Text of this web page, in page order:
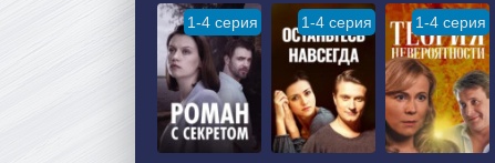
1-4 серия 1-4 серия 1-4 серия